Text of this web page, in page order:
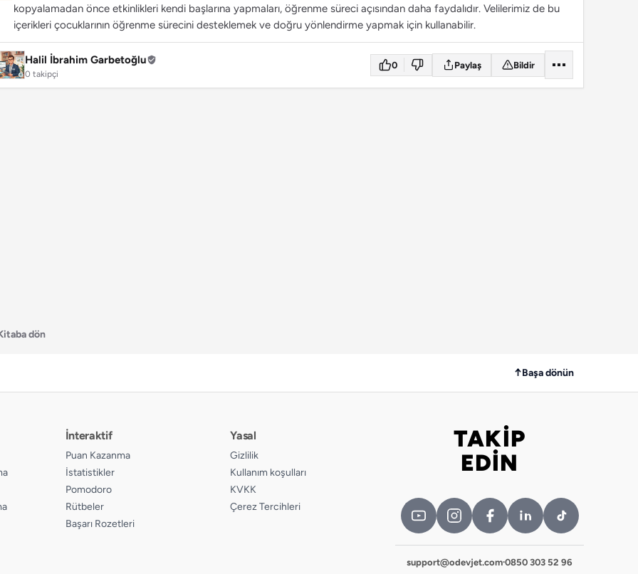
kopyalamadan önce etkinlikleri kendi başlarına yapmaları, öğrenme süreci açısından daha faydalıdır. Velilerimiz de bu
içerikleri çocuklarının öğrenme sürecini desteklemek ve doğru yönlendirme yapmak için kullanabilir.
Halil İbrahim Garbetoğlu
0 takipçi
0 Paylaş Bildir
dön
↑Başa dönün
İnteraktif
Puan Kazanma
İstatistikler
Pomodoro
Rütbeler
Başarı Rozetleri
Yasal
Gizlilik
Kullanım koşulları
KVKK
Çerez Tercihleri
Bizi takip edin
TAKİP
EDİN
support@odevjet.com·0850 303 52 96